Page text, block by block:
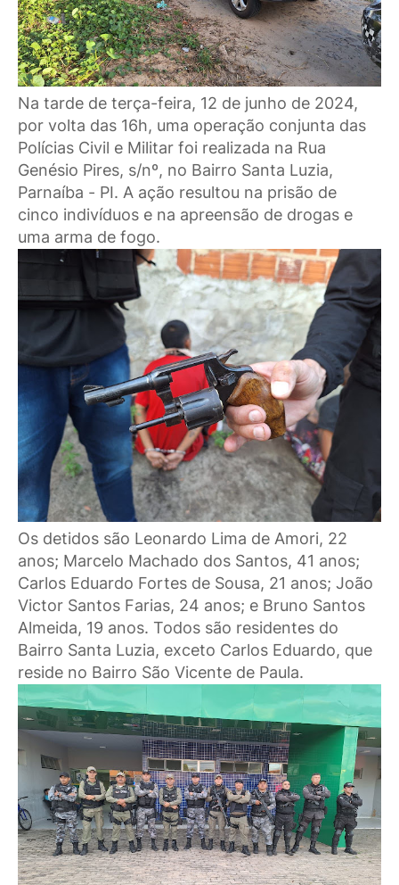
Na tarde de terça-feira, 12 de junho de 2024,
por volta das 16h, uma operação conjunta das
Polícias Civil e Militar foi realizada na Rua
Genésio Pires, s/nº, no Bairro Santa Luzia,
Parnaíba - PI. A ação resultou na prisão de
cinco indivíduos e na apreensão de drogas e
uma arma de fogo.
Os detidos são Leonardo Lima de Amori, 22
anos; Marcelo Machado dos Santos, 41 anos;
Carlos Eduardo Fortes de Sousa, 21 anos; João
Victor Santos Farias, 24 anos; e Bruno Santos
Almeida, 19 anos. Todos são residentes do
Bairro Santa Luzia, exceto Carlos Eduardo, que
reside no Bairro São Vicente de Paula.